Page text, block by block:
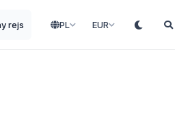
rejs PL EUR